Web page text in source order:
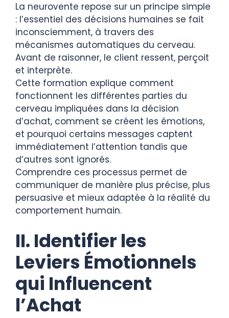
La neurovente repose sur un principe simple
: l’essentiel des décisions humaines se fait
inconsciemment, à travers des
mécanismes automatiques du cerveau.
Avant de raisonner, le client ressent, perçoit
et interprète.
Cette formation explique comment
fonctionnent les différentes parties du
cerveau impliquées dans la décision
d’achat, comment se créent les émotions,
et pourquoi certains messages captent
immédiatement l’attention tandis que
d’autres sont ignorés.
Comprendre ces processus permet de
communiquer de manière plus précise, plus
persuasive et mieux adaptée à la réalité du
comportement humain.
II. Identifier les
Leviers Émotionnels
qui Influencent
l’Achat